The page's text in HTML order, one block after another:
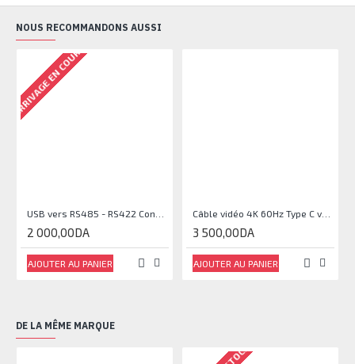
NOUS RECOMMANDONS AUSSI
ARRIVAGE EN COURS
2 000,00DA
AJOUTER AU PANIER
Câble vidéo 4K 60Hz Type C vers HDMI 1,8 m
3 500,00DA
AJOUTER AU PANIER
DE LA MÊME MARQUE